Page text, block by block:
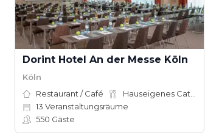
Dorint Hotel An der Messe Köln
Köln
Restaurant / Café
13 Veranstaltungsräume
550 Gäste